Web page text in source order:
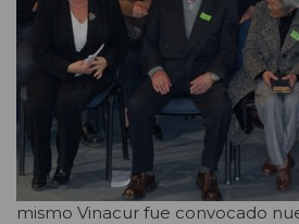
mismo Vinacur fue convocado